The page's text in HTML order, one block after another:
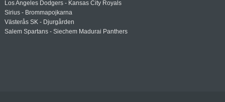
Los Angeles Dodgers - Kansas City Royals
Sirius - Brommapojkarna
Västerås SK - Djurgården
Salem Spartans - Siechem Madurai Panthers